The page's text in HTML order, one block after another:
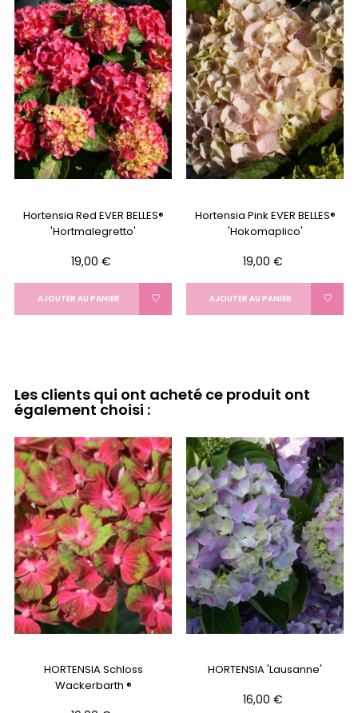
Hortensia Red EVER BELLES®
'Hortmalegretto'
Prix
19,00 €
AJOUTER AU PANIER
Hortensia Pink EVER BELLES®
'Hokomaplico'
Prix
19,00 €
AJOUTER AU PANIER
Les clients qui ont acheté ce produit ont
également choisi :
HORTENSIA Schloss
Wackerbarth ®
HORTENSIA 'Lausanne'
Prix
16,00 €